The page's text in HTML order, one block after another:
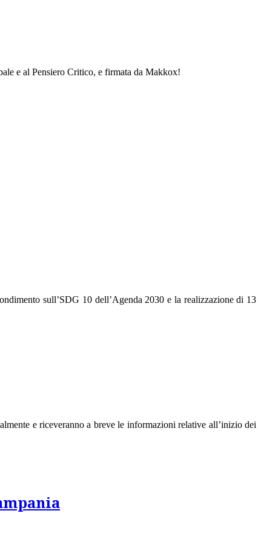
e al Pensiero Critico, e firmata da Makkox!
sull’SDG 10 dell’Agenda 2030 e la realizzazione di 13
e riceveranno a breve le informazioni relative all’inizio dei